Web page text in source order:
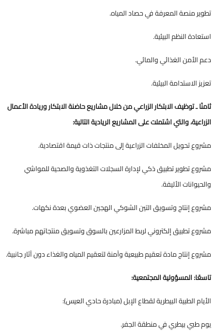
تطوير منصة المعرفة في حصاد المياه.
استعادة النظم البيئية.
دعم الأمن الغذائي والمائي.
تعزيز الاستدامة البيئية.
ثامنًا ـ توظيف الابتكار الزراعي من خلال مشاريع حاضنة الابتكار وريادة الأعمال
الزراعية، والتي اشتملت على المشاريع الريادية التالية:
مشروع تحويل المخلفات الزراعية إلى منتجات ذات قيمة اقتصادية.
مشروع تطوير تطبيق ذكي لإدارة السجلات التغذوية والصحية للمواشي
والحيوانات الأليفة.
مشروع إنتاج وتسويق التين الشوكي الهجين العضوي بعدة نكهات.
مشروع تطبيق إلكتروني لربط المزارعين بالسوق وتسويق منتجاتهم مباشرة.
مشروع إنتاج مادة تعقيم طبيعية وآمنة لتعقيم المياه والغذاء دون آثار جانبية.
تاسعًا: المسؤولية المجتمعية:
الأيام الطبية البيطرية لقطاع الإبل (مبادرة حادي العيس):
يوم طبي بيطري في منطقة الجفر.